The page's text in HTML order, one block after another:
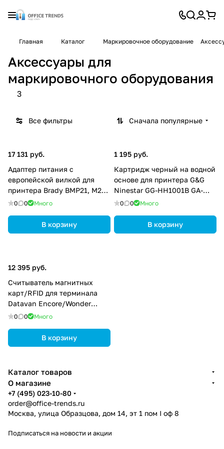
Главная Каталог Маркировочное оборудование
Аксессуары для
маркировочного оборудования
3
Все фильтры Сначала популярные
17 131 руб.
Адаптер питания с
европейской вилкой для
принтера Brady BMP21, M210
brd110416
0 0 Много
В корзину
1 195 руб.
Картридж черный на водной
основе для принтера G&G
Ninestar GG-HH1001B GA-
001BK
0 0 Много
В корзину
12 395 руб.
Считыватель магнитных
карт/RFID для терминала
Datavan Encore/Wonder
KMMRK-0120A
0 0 Много
В корзину
Каталог товаров
О магазине
+7 (495) 023-10-80
order@office-trends.ru
Москва, улица Образцова, дом 14, эт 1 пом I оф 8
Подписаться на новости и акции